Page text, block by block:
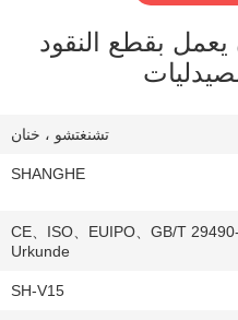
بقطع النقود
تشنغتشو ، خنان
SHANGHE
CE、ISO、EUIPO、GB/T 29490-
Urkunde
SH-V15